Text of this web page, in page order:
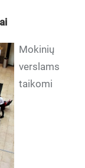
Mokinių
verslams
taikomi